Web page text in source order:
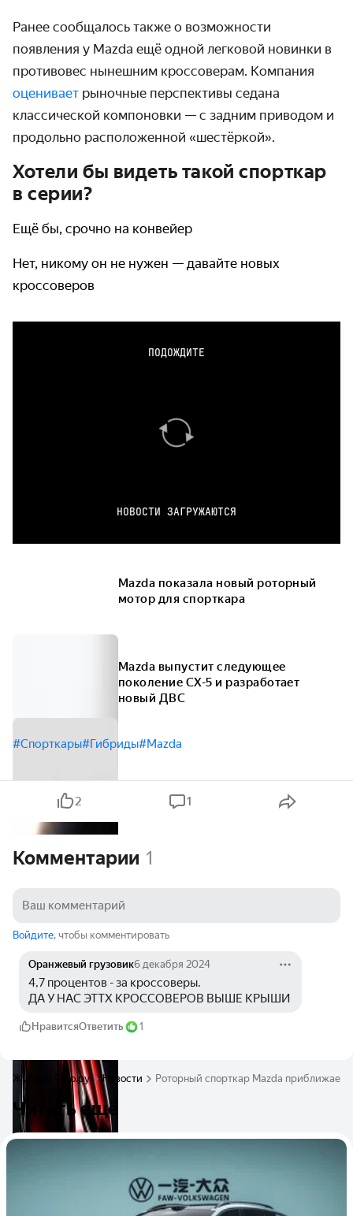
Ранее сообщалось также о возможности
появления у Mazda ещё одной легковой новинки в
противовес нынешним кроссоверам. Компания
оценивает рыночные перспективы седана
классической компоновки — с задним приводом и
продольно расположенной «шестёркой».
Хотели бы видеть такой спорткар
в серии?
Ещё бы, срочно на конвейер
Нет, никому он не нужен — давайте новых
кроссоверов
ПОДОЖДИТЕ
НОВОСТИ ЗАГРУЖАЮТСЯ
Mazda показала новый роторный
мотор для спорткара
Mazda выпустит следующее
поколение CX-5 и разработает
новый ДВС
#Спорткары#Гибриды#Mazda
2 1
Комментарии 1
Войдите, чтобы комментировать
Оранжевый грузовик6 декабря 2024
4,7 процентов - за кроссоверы.
ДА У НАС ЭТТХ КРОССОВЕРОВ ВЫШЕ КРЫШИ
НравитсяОтветить 1
Журнал Авто.ру Новости Роторный спорткар Mazda
Читать ещё